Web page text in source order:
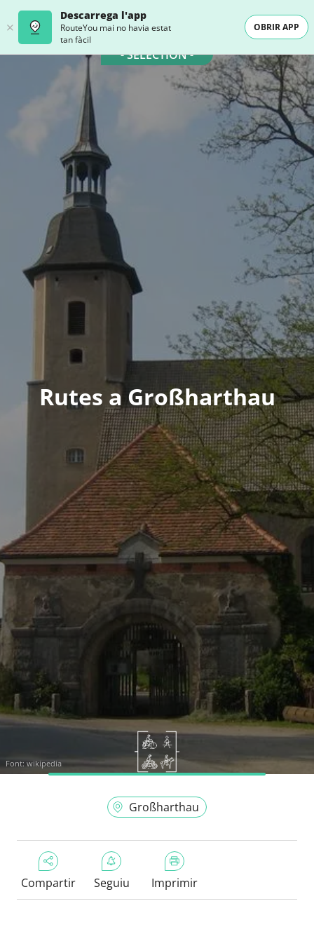
Descarrega l'app
RouteYou mai no havia estat
tan fàcil
OBRIR APP
- SELECTION -
Rutes a Großharthau
Font: wikipedia
Großharthau
Compartir Seguiu Imprimir